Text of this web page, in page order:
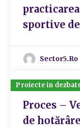
sportive
Sector5.ro
Proiecte in
Proces –
de